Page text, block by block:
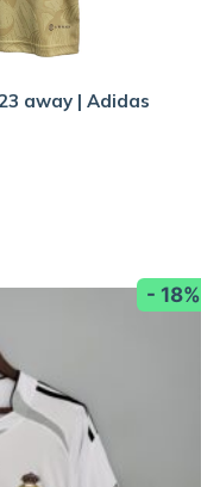
away | Adidas
- 18%